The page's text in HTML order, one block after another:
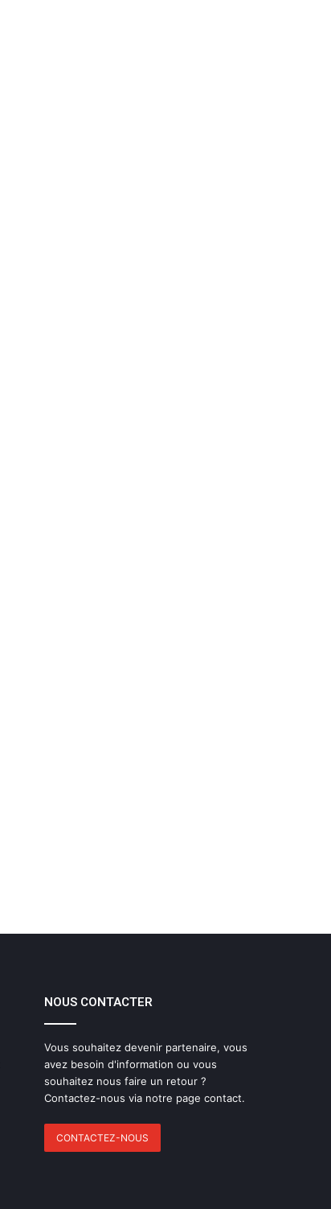
NOUS CONTACTER
Vous souhaitez devenir partenaire, vous
avez besoin d'information ou vous
souhaitez nous faire un retour ?
Contactez-nous via notre page contact.
CONTACTEZ-NOUS